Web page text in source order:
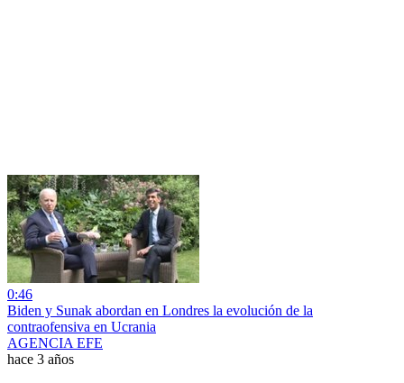
0:46
Biden y Sunak abordan en Londres la evolución de la
contraofensiva en Ucrania
AGENCIA EFE
hace 3 años